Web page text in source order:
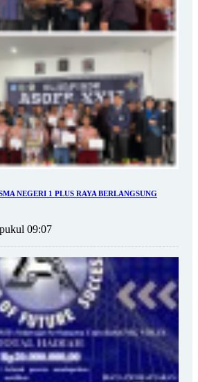
NEGERI 1 PLUS RAYA BERLANGSUNG
09:07